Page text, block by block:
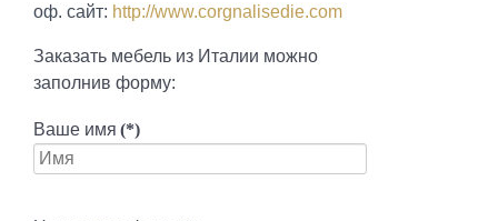
оф. сайт: http://www.corgnalisedie.com
Заказать мебель из Италии можно
заполнив форму:
Ваше имя (*)